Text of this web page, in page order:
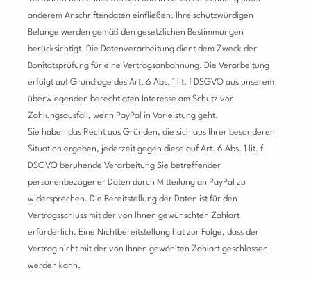
anderem Anschriftendaten einfließen. Ihre schutzwürdigen
Belange werden gemäß den gesetzlichen Bestimmungen
berücksichtigt. Die Datenverarbeitung dient dem Zweck der
Bonitätsprüfung für eine Vertragsanbahnung. Die Verarbeitung
erfolgt auf Grundlage des Art. 6 Abs. 1 lit. f DSGVO aus unserem
überwiegenden berechtigten Interesse am Schutz vor
Zahlungsausfall, wenn PayPal in Vorleistung geht.
Sie haben das Recht aus Gründen, die sich aus Ihrer besonderen
Situation ergeben, jederzeit gegen diese auf Art. 6 Abs. 1 lit. f
DSGVO beruhende Verarbeitung Sie betreffender
personenbezogener Daten durch Mitteilung an PayPal zu
widersprechen. Die Bereitstellung der Daten ist für den
Vertragsschluss mit der von Ihnen gewünschten Zahlart
erforderlich. Eine Nichtbereitstellung hat zur Folge, dass der
Vertrag nicht mit der von Ihnen gewählten Zahlart geschlossen
werden kann.